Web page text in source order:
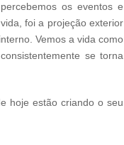
os eventos e
foi a projeção exterior
Vemos a vida como
se torna
hoje estão criando o seu